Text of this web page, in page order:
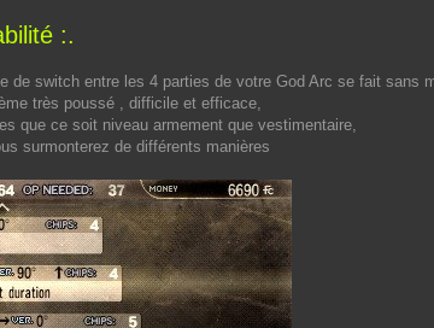
:.
de switch entre les 4 parties de votre God Arc se fait sans
très poussé , difficile et efficace,
que ce soit niveau armement que vestimentaire,
surmonterez de différents manières